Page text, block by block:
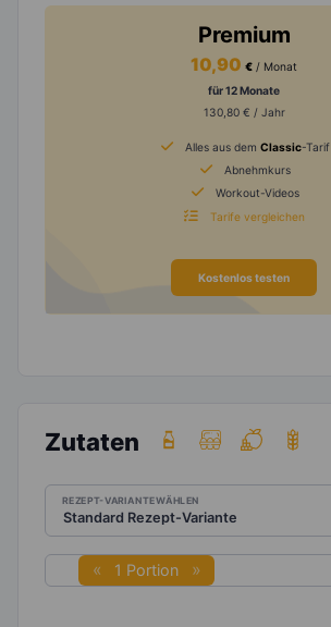
Premium
10,90 € / Monat
für 12 Monate
130,80 € / Jahr
Alles aus dem Classic-Tarif
Abnehmkurs
Workout-Videos
Tarife vergleichen
Kostenlos testen
Zutaten
REZEPT-VARIANTE WÄHLEN
1 Portion